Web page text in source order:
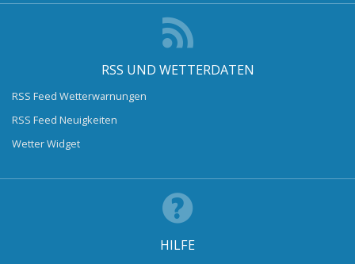
RSS UND WETTERDATEN
RSS Feed Wetterwarnungen
RSS Feed Neuigkeiten
Wetter Widget
HILFE